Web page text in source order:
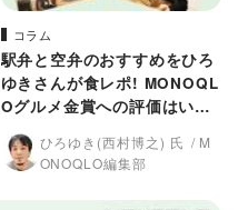
コラム
駅弁と空弁のおすすめをひろ
ゆきさんが食レポ! MONOQL
Oグルメ金賞への評価はいか
に?
ひろゆき(西村博之) 氏
M
ONOQLO編集部